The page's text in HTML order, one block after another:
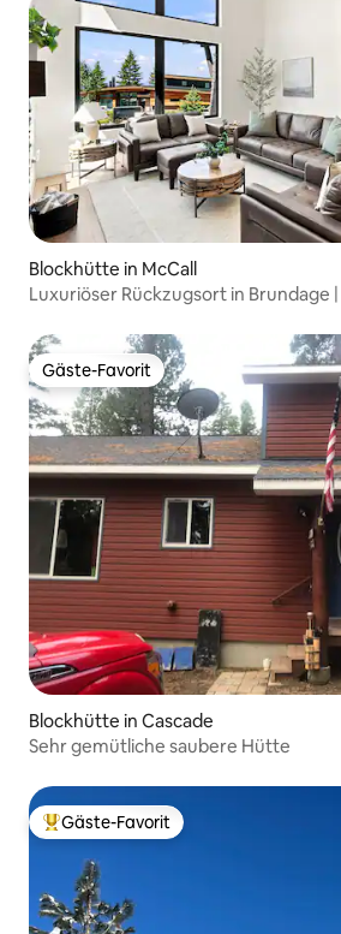
Blockhütte in McCall
Luxuriöser Rückzugsort in Brundage |
Gäste-Favorit
Gäste-Favorit
Blockhütte in Cascade
Sehr gemütliche saubere Hütte
Beliebter Gäste-Favorit.
Gäste-Favorit